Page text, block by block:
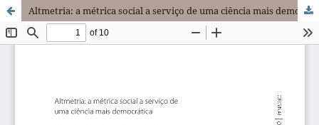
Altmetria: a métrica social a serviço de uma ciência mais democrática